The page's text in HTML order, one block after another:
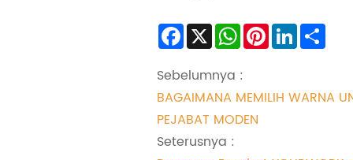
Facebook
X WhatsApp
PinterestLinkedIn
Sebelumnya :
BAGAIMANA MEMILIH WARNA
PEJABAT MODEN
Seterusnya :